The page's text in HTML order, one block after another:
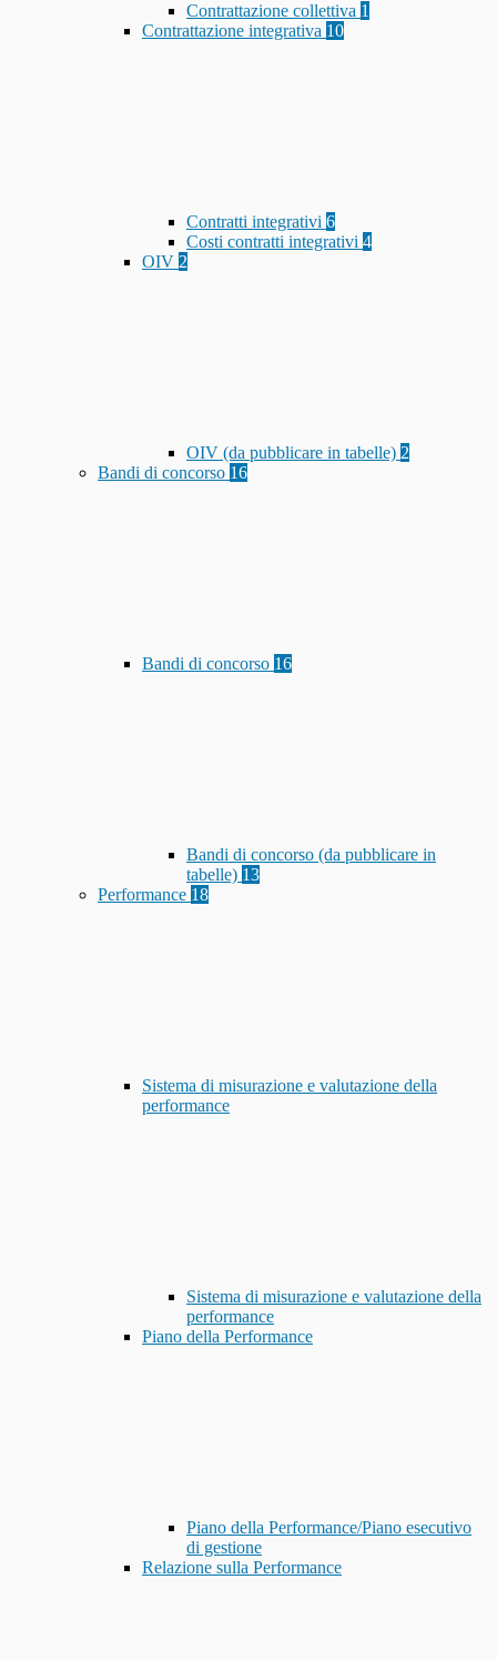
Contrattazione collettiva 1
Contrattazione integrativa 10
Contratti integrativi 6
Costi contratti integrativi 4
OIV 2
OIV (da pubblicare in tabelle) 2
Bandi di concorso 16
Bandi di concorso 16
Bandi di concorso (da pubblicare in
tabelle) 13
Performance 18
Sistema di misurazione e valutazione della
performance
Sistema di misurazione e valutazione della
performance
Piano della Performance
Piano della Performance/Piano esecutivo
di gestione
Relazione sulla Performance